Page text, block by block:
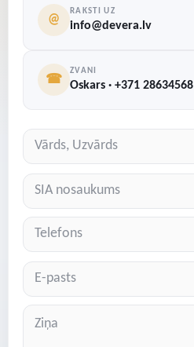
@
RAKSTI UZ
info@devera.lv
☎
ZVANI
Oskars · +371 28634568